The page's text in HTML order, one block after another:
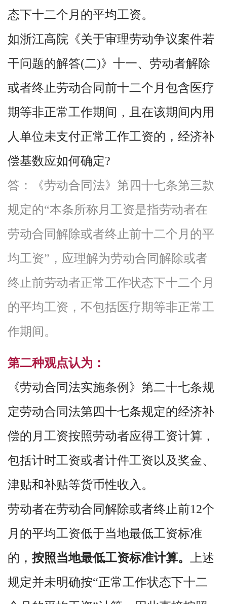
态下十二个月的平均工资。
如浙江高院《关于审理劳动争议案件若
干问题的解答(二)》十一、劳动者解除
或者终止劳动合同前十二个月包含医疗
期等非正常工作期间，且在该期间内用
人单位未支付正常工作工资的，经济补
偿基数应如何确定?
答：《劳动合同法》第四十七条第三款
规定的“本条所称月工资是指劳动者在
劳动合同解除或者终止前十二个月的平
均工资”，应理解为劳动合同解除或者
终止前劳动者正常工作状态下十二个月
的平均工资 ， 不包括医疗期等非正常工
作期间。
第二种观点认为：
《劳动合同法实施条例》第二十七条规
定劳动合同法第四十七条规定的经济补
偿的月工资按照劳动者应得工资计算，
包括计时工资或者计件工资以及奖金、
津贴和补贴等货币性收入。
劳动者在劳动合同解除或者终止前12个
月的平均工资低于当地最低工资标准
的， 按照当地最低工资标准计算。
上述
规定并未明确按“正常工作状态下十二